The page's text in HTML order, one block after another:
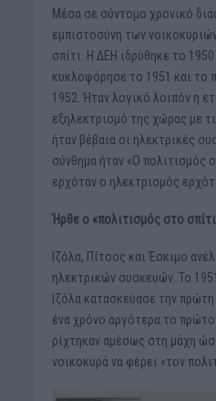
Μέσα σε σύντομο χρονικό
εμπιστοσύνη των
σπίτι. Η ΔΕΗ ιδρύθηκε το
κυκλοφόρησε το 1951 και το
1952. Ήταν λογικό λοιπόν η
εξηλεκτρισμό της χώρας με
ήταν βέβαια οι ηλεκτρικές
σύνθημα ήταν «Ο πολιτισμός
ερχόταν ο ηλεκτρισμός
Ήρθε ο «πολιτισμός στο
Ιζόλα, Πίτσος και Έσκιμο
ηλεκτρικών συσκευών. Το
Ιζόλα κατασκεύασε την
ένα χρόνο αργότερα το
ρίχτηκαν αμέσως στη μάχη
νοικοκυρά να φέρει «τον